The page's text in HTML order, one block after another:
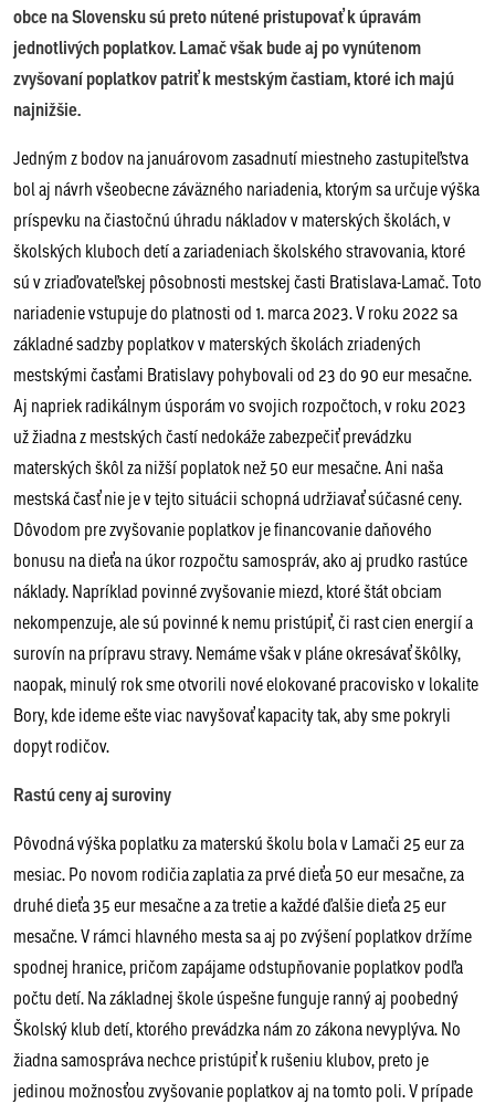
obce na Slovensku sú preto nútené pristupovať k úpravám
jednotlivých poplatkov. Lamač však bude aj po vynútenom
zvyšovaní poplatkov patriť k mestským častiam, ktoré ich majú
najnižšie.
Jedným z bodov na januárovom zasadnutí miestneho zastupiteľstva
bol aj návrh všeobecne záväzného nariadenia, ktorým sa určuje výška
príspevku na čiastočnú úhradu nákladov v materských školách, v
školských kluboch detí a zariadeniach školského stravovania, ktoré
sú v zriaďovateľskej pôsobnosti mestskej časti Bratislava-Lamač. Toto
nariadenie vstupuje do platnosti od 1. marca 2023. V roku 2022 sa
základné sadzby poplatkov v materských školách zriadených
mestskými časťami Bratislavy pohybovali od 23 do 90 eur mesačne.
Aj napriek radikálnym úsporám vo svojich rozpočtoch, v roku 2023
už žiadna z mestských častí nedokáže zabezpečiť prevádzku
materských škôl za nižší poplatok než 50 eur mesačne. Ani naša
mestská časť nie je v tejto situácii schopná udržiavať súčasné ceny.
Dôvodom pre zvyšovanie poplatkov je financovanie daňového
bonusu na dieťa na úkor rozpočtu samospráv, ako aj prudko rastúce
náklady. Napríklad povinné zvyšovanie miezd, ktoré štát obciam
nekompenzuje, ale sú povinné k nemu pristúpiť, či rast cien energií a
surovín na prípravu stravy. Nemáme však v pláne okresávať škôlky,
naopak, minulý rok sme otvorili nové elokované pracovisko v lokalite
Bory, kde ideme ešte viac navyšovať kapacity tak, aby sme pokryli
dopyt rodičov.
Rastú ceny aj suroviny
Pôvodná výška poplatku za materskú školu bola v Lamači 25 eur za
mesiac. Po novom rodičia zaplatia za prvé dieťa 50 eur mesačne, za
druhé dieťa 35 eur mesačne a za tretie a každé ďalšie dieťa 25 eur
mesačne. V rámci hlavného mesta sa aj po zvýšení poplatkov držíme
spodnej hranice, pričom zapájame odstupňovanie poplatkov podľa
počtu detí. Na základnej škole úspešne funguje ranný aj poobedný
Školský klub detí, ktorého prevádzka nám zo zákona nevyplýva. No
žiadna samospráva nechce pristúpiť k rušeniu klubov, preto je
jedinou možnosťou zvyšovanie poplatkov aj na tomto poli. V prípade